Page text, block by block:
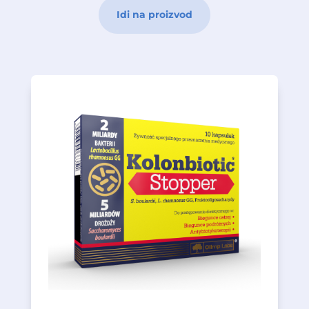
Idi na proizvod
· Putnička dijareja
· Antibiotska terapija
Svojstva, karakteristike i opravdanost
upotrebe
Upotreba S. boulardii smanjuje trajanje
akutne dijareje kod djece (2005
Jan;94(1)44-7) i odraslih (1990; 132 188–192;
2003 Aug;9(8)1832-3)